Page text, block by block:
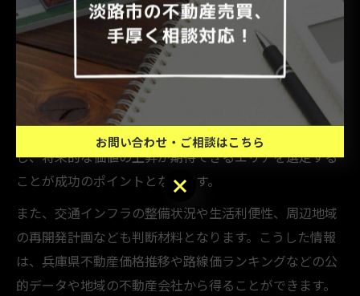
不動産売買で安定資産を築く判断基準
兵庫県淡路市や明石市で安定した資産を築くためには、
不動産売買における判断基準が極めて重要となります。
まず、地価の上昇傾向や地域の発展性を見極めることが
大切です。例えば、近年の兵庫県地価上昇率ランキング
や明石市の地価推移などの具体的なデータをチェック
し、将来的な価値の上昇が期待できるエリアを選定する
ことが成功のポイントとなります。
また、交通インフラの整備状況や生活利便性、周辺地域
の再開発計画なども判断材料となります。こうした情報
は、兵庫県不動産価格推移や路線価ランキングなどの公
的データや地域の不動産会社から得ることができます。
お問い合わせ・ご相談はこちら
お問い合わせ・ご相談はこちら